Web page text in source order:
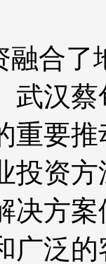
融合了
武汉
重要
投资
决方
广泛